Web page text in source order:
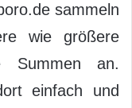
sammeln
wie größere
Summen an.
einfach und